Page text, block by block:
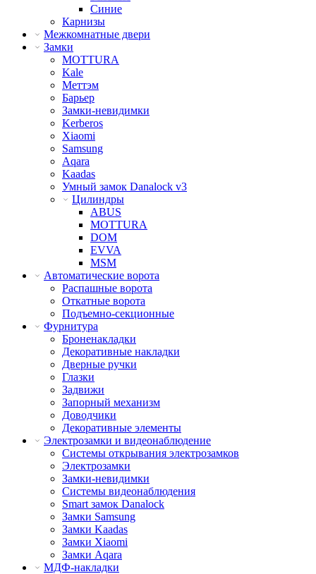
Синие
Карнизы
Межкомнатные двери
Замки
MOTTURA
Kale
Меттэм
Барьер
Замки-невидимки
Kerberos
Xiaomi
Samsung
Aqara
Kaadas
Умный замок Danalock v3
Цилиндры
ABUS
MOTTURA
DOM
EVVA
MSM
Автоматические ворота
Распашные ворота
Откатные ворота
Подъемно-секционные
Фурнитура
Броненакладки
Декоративные накладки
Дверные ручки
Глазки
Задвижи
Запорный механизм
Доводчики
Декоративные элементы
Электрозамки и видеонаблюдение
Системы открывания электрозамков
Электрозамки
Замки-невидимки
Системы видеонаблюдения
Smart замок Danalock
Замки Samsung
Замки Kaadas
Замки Xiaomi
Замки Aqara
МДФ-накладки